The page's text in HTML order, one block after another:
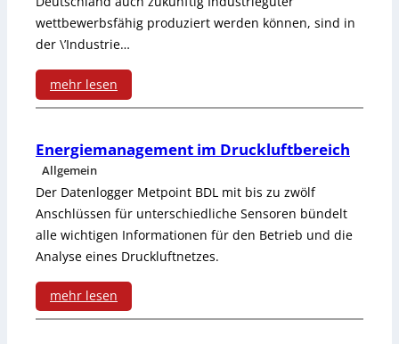
n
g
e
f
ü
r
k
e
i
n
D
t
a
s
m
i
t
t
e
wettbewerbsfähig produziert werden können, sind in
der \’Industrie…
mehr lesen
:
A
n
f
o
d
Energiemanagement im Druckluftbereich
Allgemein
Der Datenlogger Metpoint BDL mit bis zu zwölf
Anschlüssen für unterschiedliche Sensoren bündelt
alle wichtigen Informationen für den Betrieb und die
Analyse eines Druckluftnetzes.
mehr lesen
: